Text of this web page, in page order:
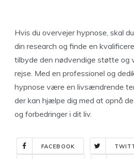
Hvis du overvejer hypnose, skal
din research og finde en
tilbyde den nødvendige støtte og
rejse. Med en professionel og
hypnose være en livsændrende
der kan hjælpe dig med at opnå
og forbedringer i dit liv.
FACEBOOK